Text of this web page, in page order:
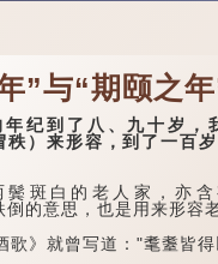
”与“期颐之年
到了八、九十岁，
秩）来形容，到了一百
白的老人家，亦含
的意思，也是用来形容
》就曾写道："耄耋皆得